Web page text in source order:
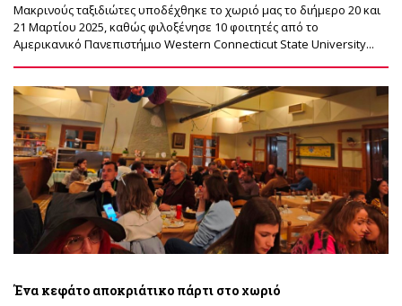
Μακρινούς ταξιδιώτες υποδέχθηκε το χωριό μας το διήμερο 20 και
21 Μαρτίου 2025, καθώς φιλοξένησε 10 φοιτητές από το
Αμερικανικό Πανεπιστήμιο Western Connecticut State University...
Ένα κεφάτο αποκριάτικο πάρτι στο χωριό